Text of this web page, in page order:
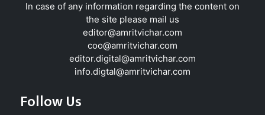
In case of any information regarding the content on
the site please mail us
editor@amritvichar.com
coo@amritvichar.com
editor.digital@amritvichar.com
info.digtal@amritvichar.com
Follow Us